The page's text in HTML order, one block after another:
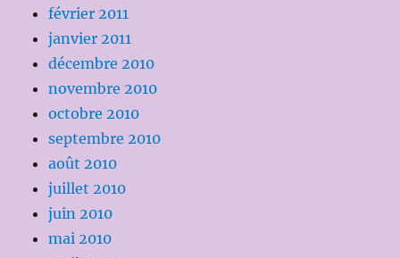
février 2011
janvier 2011
décembre 2010
novembre 2010
octobre 2010
septembre 2010
août 2010
juillet 2010
juin 2010
mai 2010